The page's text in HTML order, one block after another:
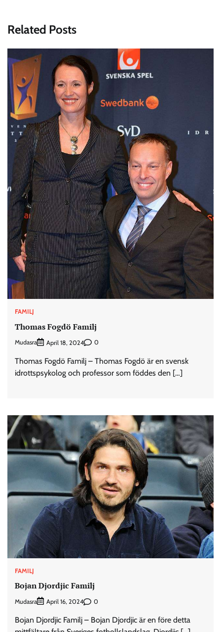
Related Posts
FAMILJ
Thomas Fogdö Familj
Mudasra April 18, 2024 0
Thomas Fogdö Familj – Thomas Fogdö är en svensk
idrottspsykolog och professor som föddes den […]
FAMILJ
Bojan Djordjic Familj
Mudasra April 16, 2024 0
Bojan Djordjic Familj – Bojan Djordjic är en före detta